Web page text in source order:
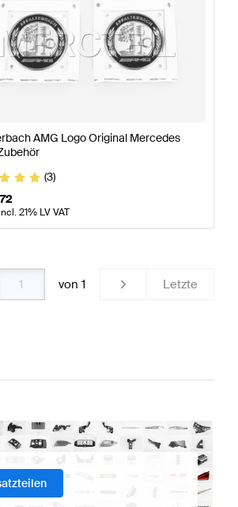
& AerodynamikAMG A-
AMG Logo Original Mercedes
(3)
21% LV VAT
von 1 Letzte